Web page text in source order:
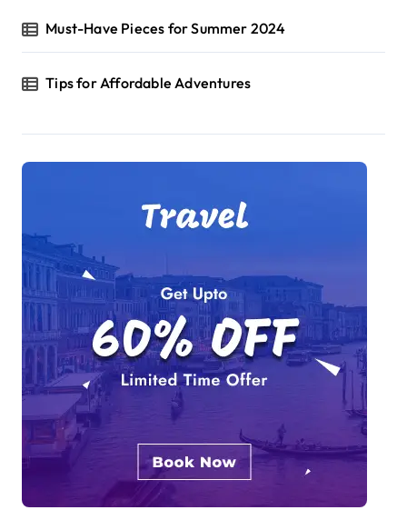
Must-Have Pieces for Summer 2024
Tips for Affordable Adventures